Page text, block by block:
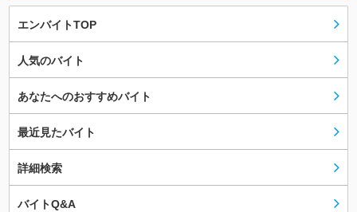
エンバイトTOP
人気のバイト
あなたへのおすすめバイト
最近見たバイト
詳細検索
バイトQ&A